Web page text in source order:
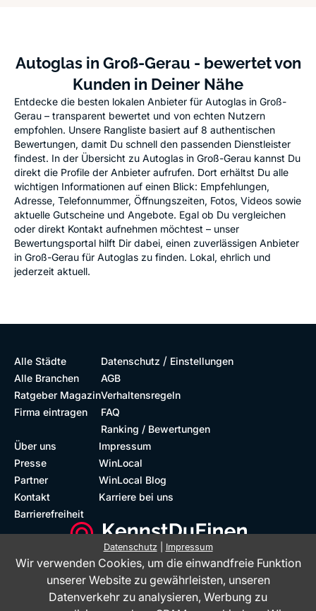
Autoglas in Groß-Gerau - bewertet von
Kunden in Deiner Nähe
Entdecke die besten lokalen Anbieter für Autoglas in Groß-
Gerau – transparent bewertet und von echten Nutzern
empfohlen. Unsere Rangliste basiert auf 8 authentischen
Bewertungen, damit Du schnell den passenden Dienstleister
findest. In der Übersicht zu Autoglas in Groß-Gerau kannst Du
direkt die Profile der Anbieter aufrufen. Dort erhältst Du alle
wichtigen Informationen auf einen Blick: Empfehlungen,
Adresse, Telefonnummer, Öffnungszeiten, Fotos, Videos sowie
aktuelle Gutscheine und Angebote. Egal ob Du vergleichen
oder direkt Kontakt aufnehmen möchtest – unser
Bewertungsportal hilft Dir dabei, einen zuverlässigen Anbieter
in Groß-Gerau für Autoglas zu finden. Lokal, ehrlich und
jederzeit aktuell.
Alle Städte
Alle Branchen
Ratgeber Magazin
Firma eintragen
Datenschutz / Einstellungen
AGB
Verhaltensregeln
FAQ
Ranking / Bewertungen
Über uns
Presse
Partner
Kontakt
Barrierefreiheit
Impressum
WinLocal
WinLocal Blog
Karriere bei uns
Datenschutz| Impressum
Wir verwenden Cookies, um die einwandfreie Funktion
unserer Website zu gewährleisten, unseren
Datenverkehr zu analysieren, Werbung zu